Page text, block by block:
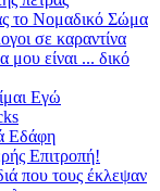
το Νομαδικό Σώμα
σε καραντίνα
μου είναι ... δικό
Εγώ
Εδάφη
Επιτροπή!
που τους έκλεψαν